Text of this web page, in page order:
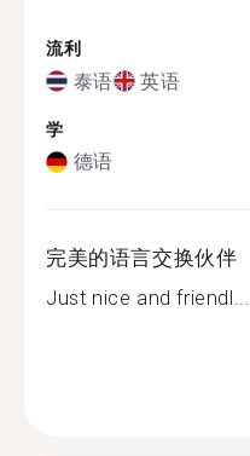
流利
泰语 英语
学
德语
完美的语言交换伙伴
Just nice and friendl...